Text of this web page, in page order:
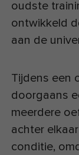
oudste
ontwikkeld
aan de
Tijdens een
doorgaans
meerdere
achter
conditie,